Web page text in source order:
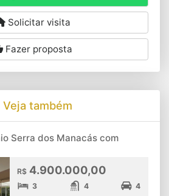
Solicitar visita
Fazer proposta
Veja também
Serra dos Manacás com
R$ 4.900.000,00
3 4 4